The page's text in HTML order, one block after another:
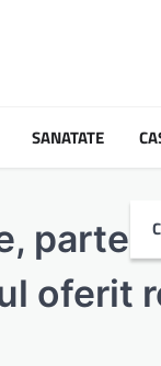
SANATATE
parte
oferit